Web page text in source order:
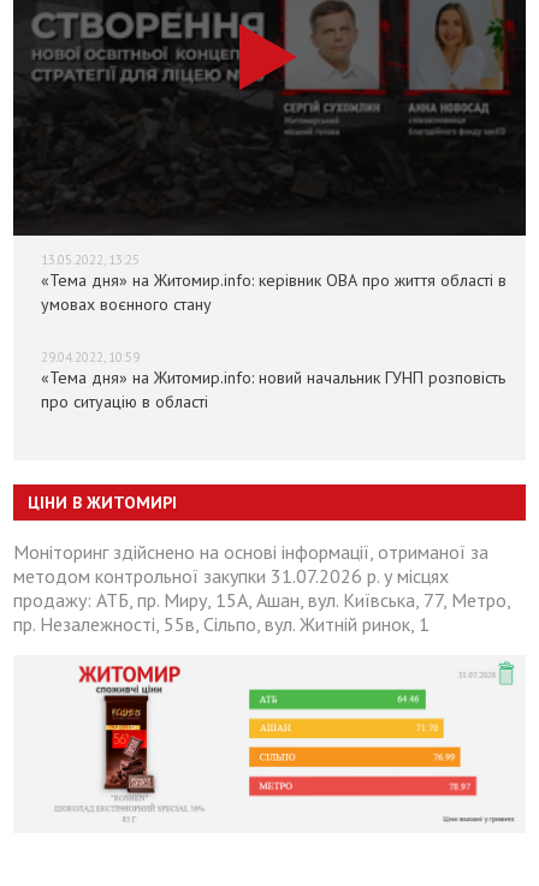
13.05.2022, 13:25
«Тема дня» на Житомир.info: керівник ОВА про життя області в
умовах воєнного стану
29.04.2022, 10:59
«Тема дня» на Житомир.info: новий начальник ГУНП розповість
про ситуацію в області
ЦІНИ В ЖИТОМИРІ
Моніторинг здійснено на основі інформації, отриманої за
методом контрольної закупки 31.07.2026 р. у місцях
продажу: АТБ, пр. Миру, 15А, Ашан, вул. Київська, 77, Метро,
пр. Незалежності, 55в, Сільпо, вул. Житній ринок, 1